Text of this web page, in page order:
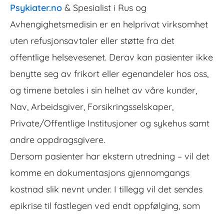
Psykiater.no & Spesialist i Rus og
Avhengighetsmedisin er en helprivat virksomhet
uten refusjonsavtaler eller støtte fra det
offentlige helsevesenet. Derav kan pasienter ikke
benytte seg av frikort eller egenandeler hos oss,
og timene betales i sin helhet av våre kunder,
Nav, Arbeidsgiver, Forsikringsselskaper,
Private/Offentlige Institusjoner og sykehus samt
andre oppdragsgivere.
Dersom pasienter har ekstern utredning – vil det
komme en dokumentasjons gjennomgangs
kostnad slik nevnt under. I tillegg vil det sendes
epikrise til fastlegen ved endt oppfølging, som